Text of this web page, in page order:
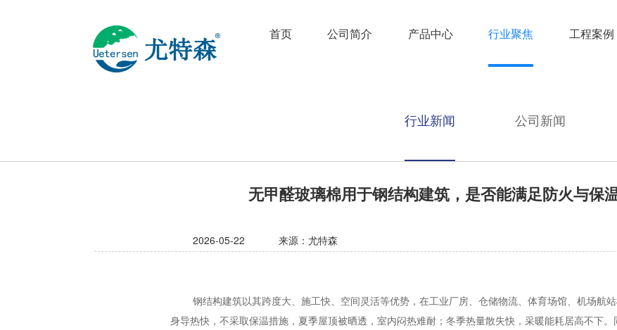
首页 公司简介 产品中心 行业聚焦 工程案例
行业新闻 公司新闻
无甲醛玻璃棉用于钢结构建筑，是否能满足防火与保
2026-05-22 来源：尤特森
钢结构建筑以其跨度大、施工快、空间灵活等优势，在工业厂房、仓储物流、体育场馆、机场航
身导热快，不采取保温措施，夏季屋顶被晒透，室内闷热难耐；冬季热量散失快，采暖能耗居高不下